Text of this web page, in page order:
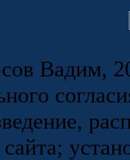
Вадим,